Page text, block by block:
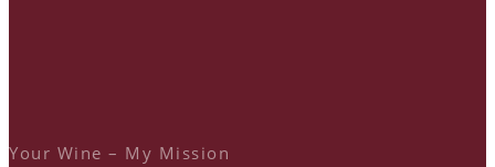
Your Wine – My Mission